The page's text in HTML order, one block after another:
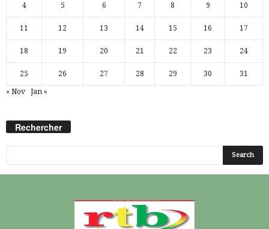
4 5 6 7 8 9 10
11 12 13 14 15 16 17
18 19 20 21 22 23 24
25 26 27 28 29 30 31
« Nov Jan »
Rechercher